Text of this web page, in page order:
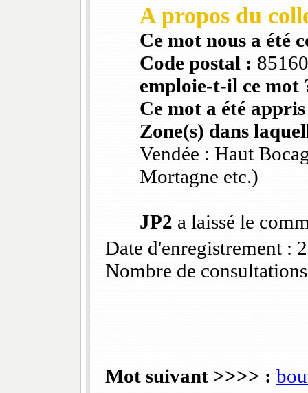
A propos du
Ce mot nous a été
Code postal :
emploie-t-il ce mot
Ce mot a été
Zone(s) dans
Vendée : Haut
Mortagne etc.)
JP2 a laissé le
Date d'enregistrement :
Nombre de
Mot suivant >>>> :